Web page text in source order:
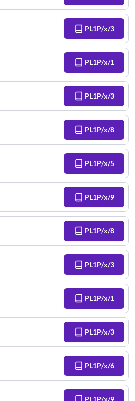
PL1P/x/3
PL1P/x/1
PL1P/x/3
PL1P/x/8
PL1P/x/5
PL1P/x/9
PL1P/x/8
PL1P/x/3
PL1P/x/1
PL1P/x/3
PL1P/x/6
PL1P/x/9